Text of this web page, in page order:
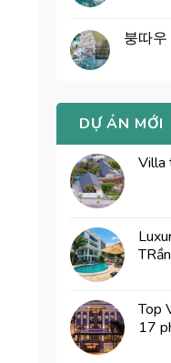
붕따
DỰ ÁN MỚI
Villa
Top
17